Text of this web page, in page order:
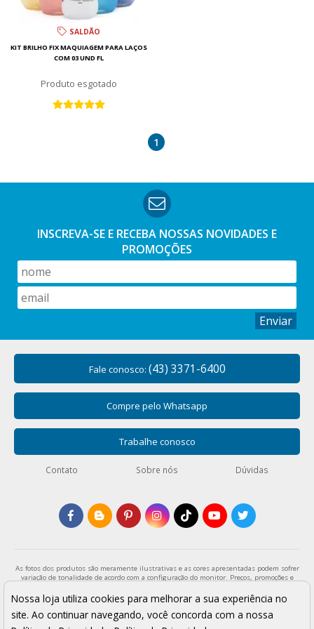
SALDÃO
KIT BRILHO FIX MAQUIAGEM PARA LAÇOS
COM 03 UND FL
esgotado
1
INSCREVA-SE E RECEBA NOSSAS NOVIDADES E
PROMOÇÕES
Enviar
Fale conosco: (43) 3371-6400
Compre pelo Whatsapp
Trabalhe conosco
Contato Sobre nós Dúvidas
As fotos dos produtos são meramente ilustrativas e as cores apresentadas podem sofrer
variação de tonalidade de acordo com a configuração do monitor. Preços, promoções e
enquanto durar o estoque. Os preços apresentados são válidos para pagamentos a vista
e podem sofrer alterações sem aviso prévio. Vendas sujeitas a análise e confirmação de
dados.
Armarinho São José - Todos os direitos reservados
Nossa loja utiliza cookies para melhorar a sua experiência no
site. Ao continuar navegando, você concorda com a nossa